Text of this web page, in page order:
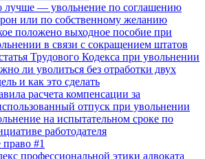
лучше — увольнение по соглашению
или по собственному желанию
положено выходное пособие при
в связи с сокращением штатов
Трудового Кодекса при увольнении
ли уволиться без отработки двух
и как это сделать
расчета компенсации за
отпуск при увольнении
на испытательном сроке по
работодателя
право #1
профессиональной этики адвоката